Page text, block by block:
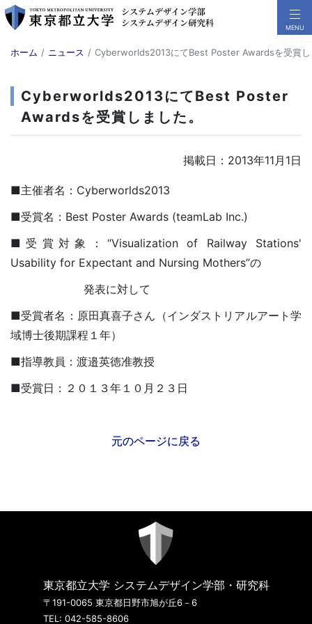
ホーム ニュース Cyberworlds2013にてBest Poster Awardsを受賞し
Cyberworlds2013にてBest Poster
Awardsを受賞しました。
掲載日：2013年11月1日
■主催者名：Cyberworlds2013
■受賞名：Best Poster Awards (teamLab Inc.)
■受賞対象：“Visualization of Railway Stations'
Usability for Expectant and Nursing Mothers”の
発表に対して
■受賞者名：原田真喜子さん（インダストリアルアート学
域博士後期課程１年）
■指導教員：渡邉英徳准教授
■受賞日：２０１３年１０月２３日
元のページに戻る
東京都立大学 システムデザイン学部・研究科
〒191-0065 東京都日野市旭が丘6－6
TEL: 042-585-8606